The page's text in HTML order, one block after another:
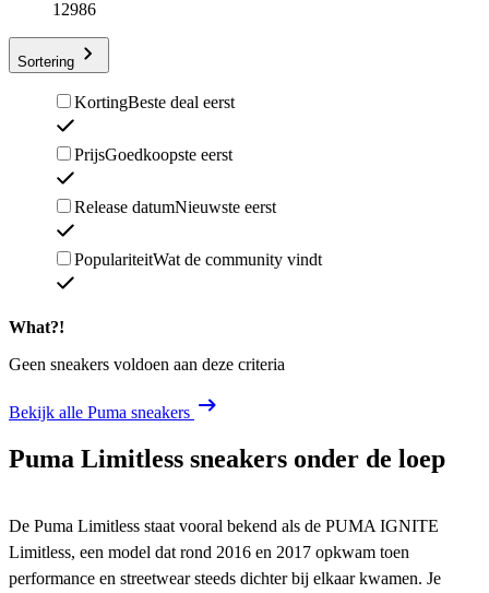
12986
Sortering
KortingBeste deal eerst
PrijsGoedkoopste eerst
Release datumNieuwste eerst
PopulariteitWat de community vindt
What?!
Geen sneakers voldoen aan deze criteria
Bekijk alle Puma sneakers
Puma Limitless sneakers onder de loep
De Puma Limitless staat vooral bekend als de PUMA IGNITE
Limitless, een model dat rond 2016 en 2017 opkwam toen
performance en streetwear steeds dichter bij elkaar kwamen. Je